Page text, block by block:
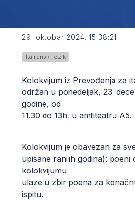
29. oktobar 2024. 15:38:21
Italijanski jezik
Kolokvijum iz Prevođenja za
održan u ponedeljak, 23.
godine, od
11.30 do 13h, u amfiteatru A5.
Kolokvijum je obavezan za
upisane ranijih godina): poeni
kolokvijumu
ulaze u zbir poena za
ispitu.